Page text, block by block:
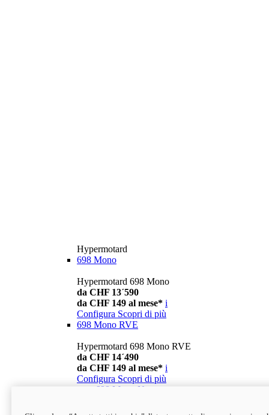
Hypermotard
698 Mono
Hypermotard 698 Mono
da CHF 13´590
da CHF 149 al mese* i
Configura Scopri di più
698 Mono RVE
Hypermotard 698 Mono RVE
da CHF 14´490
da CHF 149 al mese* i
Configura Scopri di più
698 Mono Nera
Hypermotard 698 Mono Nera